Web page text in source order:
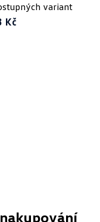
variant
Kč